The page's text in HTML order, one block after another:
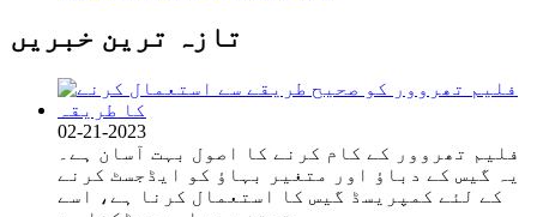
تازہ ترین خبریں
02-21-2023
فلیم تھروور کے کام کرنے کا اصول بہت آسان ہے۔
یہ گیس کے دباؤ اور متغیر بہاؤ کو ایڈجسٹ کرنے
کے لئے کمپریسڈ گیس کا استعمال کرنا ہے، اسے